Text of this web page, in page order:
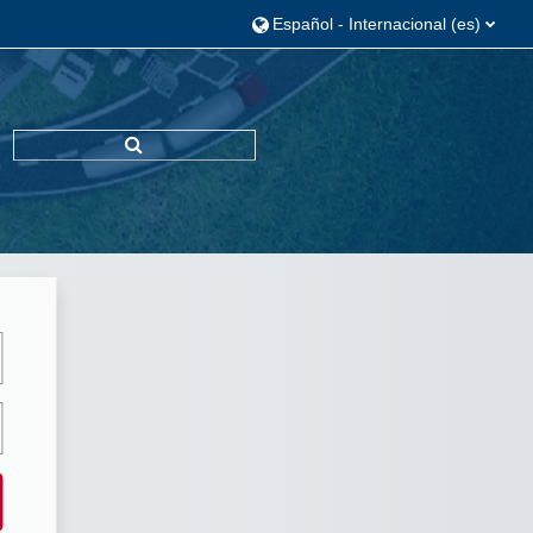
Español - Internacional ‎(es)‎
Selector de búsqueda de entrada